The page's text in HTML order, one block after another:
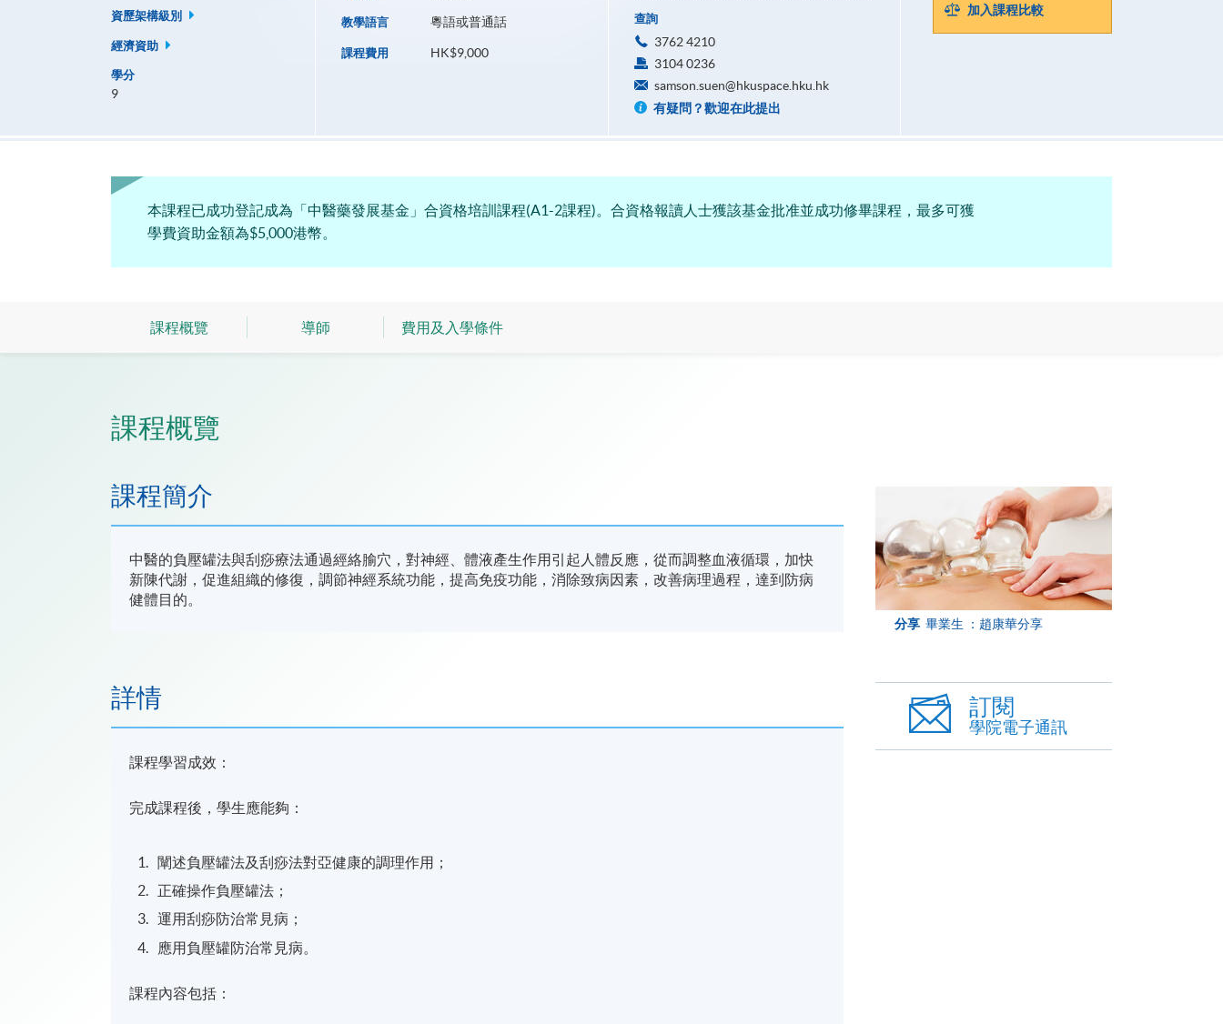
資歷架構級別
經濟資助
學分
9
教學語言 粵語或普通話
課程費用 HK$9,000
查詢
3762 4210
3104 0236
samson.suen@hkuspace.hku.hk
有疑問？歡迎在此提出
加入課程比較
本課程已成功登記成為「中醫藥發展基金」合資格培訓課程(A1-2課程)。合資格報讀人士獲該基金批准並成功修畢課程，最多可獲
學費資助金額為$5,000港幣。
課程概覽 導師 費用及入學條件
課程概覽
課程簡介
中醫的負壓罐法與刮痧療法通過經絡腧穴，對神經、體液產生作用引起人體反應，從而調整血液循環，加快
新陳代謝，促進組織的修復，調節神經系統功能，提高免疫功能，消除致病因素，改善病理過程，達到防病
健體目的。
詳情
課程學習成效：
完成課程後，學生應能夠：
闡述負壓罐法及刮痧法對亞健康的調理作用；
正確操作負壓罐法；
運用刮痧防治常見病；
應用負壓罐防治常見病。
課程內容包括：
分享 畢業生 ：趙康華分享
訂閱
學院電子通訊